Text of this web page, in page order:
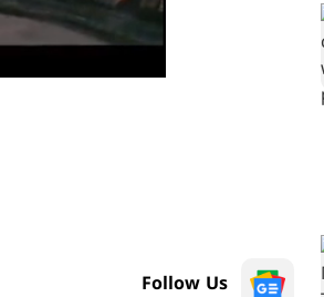
Follow Us